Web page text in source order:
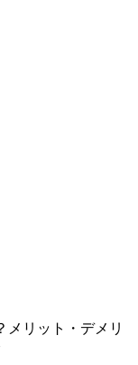
メリット・デメリ